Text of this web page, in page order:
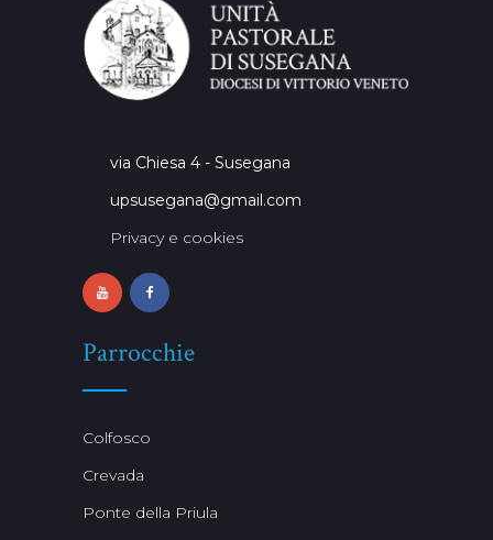
via Chiesa 4 - Susegana
upsusegana@gmail.com
Privacy e cookies
Parrocchie
Colfosco
Crevada
Ponte della Priula